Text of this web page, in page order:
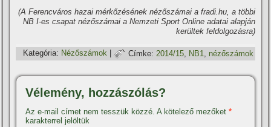
(A Ferencváros hazai mérkőzésének nézőszámai a fradi.hu, a többi
NB I-es csapat nézőszámai a Nemzeti Sport Online adatai alapján
kerültek feldolgozásra)
Kategória: Nézőszámok | Címke: 2014/15 NB1 nézőszámok
Vélemény, hozzászólás?
Az e-mail címet nem tesszük közzé. A kötelező mezőket*
karakterrel jelöltük